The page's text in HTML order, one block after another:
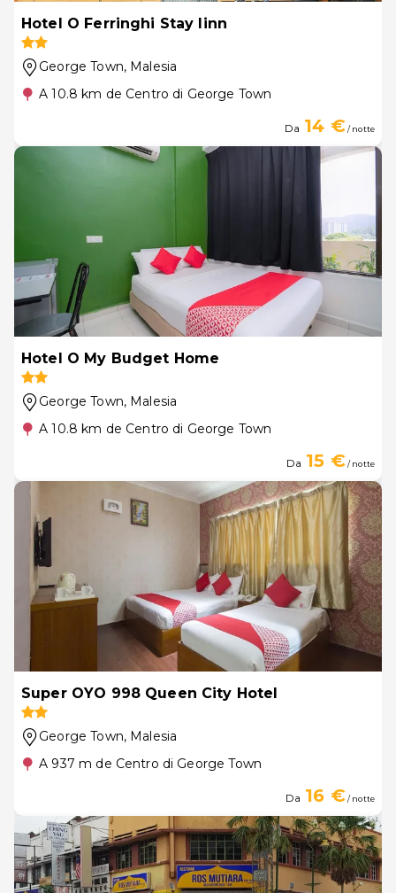
Hotel O Ferringhi Stay Iinn
George Town, Malesia
A 10.8 km de Centro di George Town
Da 14 €/ notte
Hotel O My Budget Home
George Town, Malesia
A 10.8 km de Centro di George Town
Da 15 €/ notte
Super OYO 998 Queen City Hotel
George Town, Malesia
A 937 m de Centro di George Town
Da 16 €/ notte